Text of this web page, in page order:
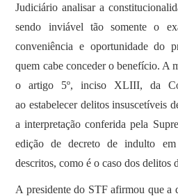
Judiciário analisar a
sendo inviável tão somente o
conveniência e oportunidade do
quem cabe conceder o benefício. A
o artigo 5º, inciso XLIII, da
ao estabelecer delitos insuscetíveis
a interpretação conferida pela
edição de decreto de indulto
descritos, como é o caso dos delitos
A presidente do STF afirmou que a